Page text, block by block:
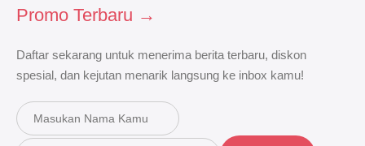
Promo Terbaru →
Daftar sekarang untuk menerima berita terbaru, diskon
spesial, dan kejutan menarik langsung ke inbox kamu!